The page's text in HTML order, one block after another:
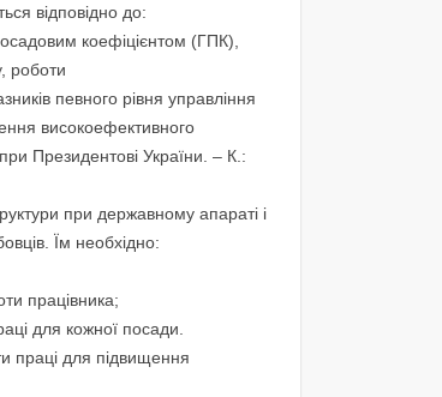
відповідно до:
коефіцієнтом (ГПК),
роботи
певного рівня управління
високоефективного
Президентові України. – К.:
при державному апараті і
Їм необхідно:
працівника;
для кожної посади.
праці для підвищення